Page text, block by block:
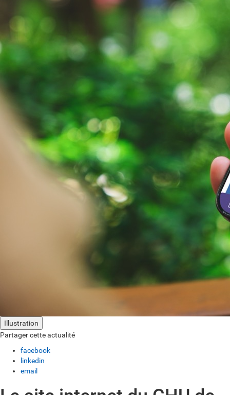
Illustration
Partager cette actualité
facebook
linkedin
email